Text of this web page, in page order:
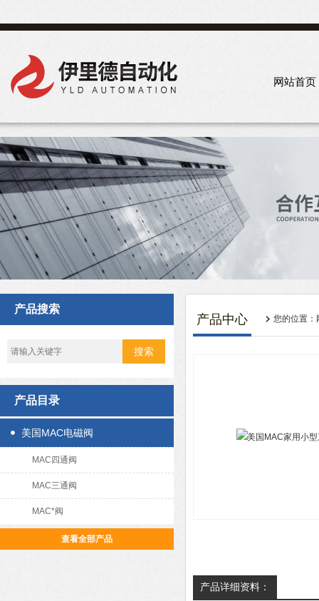
网站首页
产品搜索
产品目录
美国MAC电磁阀
MAC四通阀
MAC三通阀
MAC*阀
查看全部产品
产品中心 您的位置：
产品详细资料：